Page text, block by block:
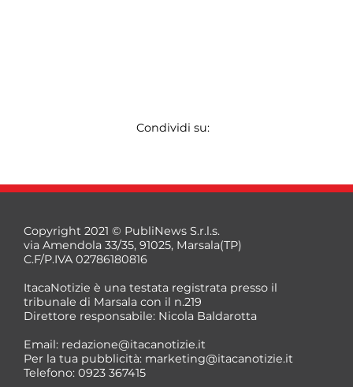
Condividi su:
Copyright 2021 © PubliNews S.r.l.s.
via Amendola 33/35, 91025, Marsala(TP)
C.F/P.IVA 02786180816
ItacaNotizie è una testata registrata presso il
tribunale di Marsala con il n.219
Direttore responsabile: Nicola Baldarotta
Email: redazione@itacanotizie.it
Per la tua pubblicità: marketing@itacanotizie.it
Telefono: 0923 367415